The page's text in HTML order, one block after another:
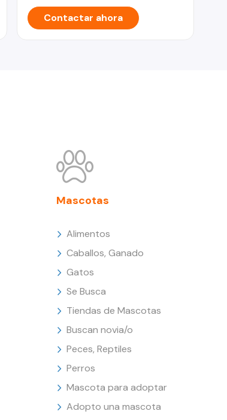
Contactar ahora
Mascotas
Alimentos
Caballos, Ganado
Gatos
Se Busca
Tiendas de Mascotas
Buscan novia/o
Peces, Reptiles
Perros
Mascota para adoptar
Adopto una mascota